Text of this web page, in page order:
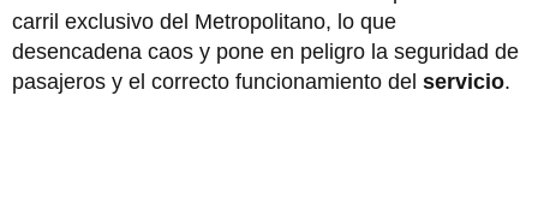
carril exclusivo del Metropolitano, lo que
desencadena caos y pone en peligro la seguridad de
pasajeros y el correcto funcionamiento del servicio.